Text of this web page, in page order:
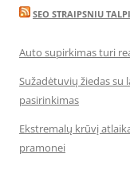
SEO STRAIPSNIU
Auto supirkimas turi
Sužadėtuvių žiedas
pasirinkimas
Ekstremalų krūvį
pramonei